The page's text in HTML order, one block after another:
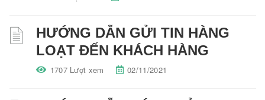
HƯỚNG DẪN GỬI TIN HÀNG
LOẠT ĐẾN KHÁCH HÀNG
1707 Lượt xem 02/11/2021